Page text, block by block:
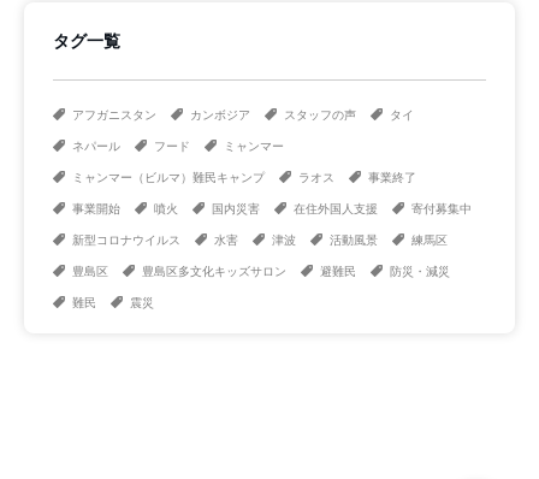
タグ一覧
アフガニスタン カンボジア スタッフの声 タイ
ネパール フード ミャンマー
ミャンマー（ビルマ）難民キャンプ ラオス 事業終了
事業開始 噴火 国内災害 在住外国人支援 寄付募集中
新型コロナウイルス 水害 津波 活動風景 練馬区
豊島区 豊島区多文化キッズサロン 避難民 防災・減災
難民 震災